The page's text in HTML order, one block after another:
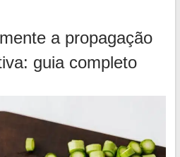
a propagação
guia completo